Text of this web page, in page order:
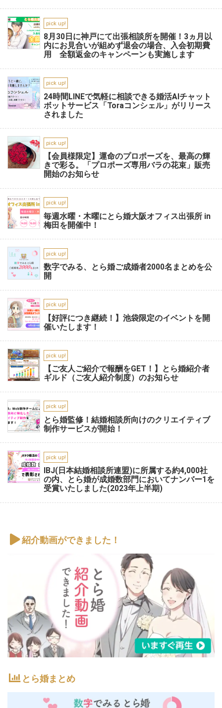
pick up!
8月30日に神戸にて出張相談所を開催！3ヵ月以
内にお見合いが組めず退会の場合、入会初期費
用 全額返金のキャンペーンも実施します
pick up!
24時間LINEで気軽に相談できる婚活AIチャット
ボットサービス「Toraコンシェル」がリリース
されました
pick up!
【会員様限定】運命のプロポーズを、最高の輝
きで彩る。「プロポーズ専用バラの花束」販売
開始のお知らせ
pick up!
毎週水曜・木曜にとら婚大阪オフィス出張所 in
梅田を開催中！
pick up!
数字でみる、とら婚ご成婚者2000名まとめを公
開
pick up!
【好評につき継続！】池袋限定のイベントを開
催いたします！
pick up!
【ご友人ご紹介で報酬をGET！】とら婚紹介者
ギルド（ご友人紹介制度）のお知らせ
pick up!
とら婚監修！結婚相談所向けのクリエイティブ
制作サービスが開始！
pick up!
IBJ(日本結婚相談所連盟)に所属する約4,000社
の内、とら婚が成婚数部門においてナンバー1を
受賞いたしました(2023年上半期)
紹介動画ができました！
とら婚まとめ